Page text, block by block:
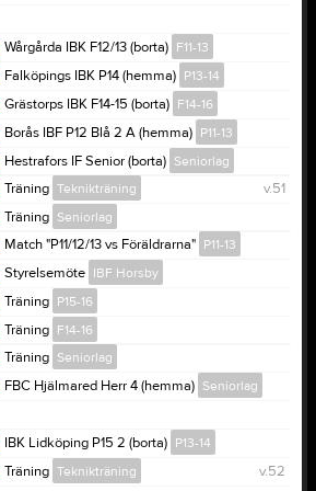
Wårgårda IBK F12/13 (borta) F11-13
Falköpings IBK P14 (hemma) P13-14
Grästorps IBK F14-15 (borta) F14-16
Borås IBF P12 Blå 2 A (hemma) P11-13
Hestrafors IF Senior (borta) Seniorlag
v.51
Träning Teknikträning
Träning Seniorlag
Match "P11/12/13 vs Föräldrarna" P11-13
Styrelsemöte IBF Horsby
Träning P15-16
Träning F14-16
Träning Seniorlag
FBC Hjälmared Herr 4 (hemma) Seniorlag
IBK Lidköping P15 2 (borta) P13-14
v.52
Träning Teknikträning